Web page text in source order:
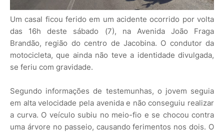
Um casal ficou ferido em um acidente ocorrido por volta
das 16h deste sábado (7), na Avenida João Fraga
Brandão, região do centro de Jacobina. O condutor da
motocicleta, que ainda não teve a identidade divulgada,
se feriu com gravidade.
Segundo informações de testemunhas, o jovem seguia
em alta velocidade pela avenida e não conseguiu realizar
a curva. O veículo subiu no meio-fio e se chocou contra
uma árvore no passeio, causando ferimentos nos dois. O